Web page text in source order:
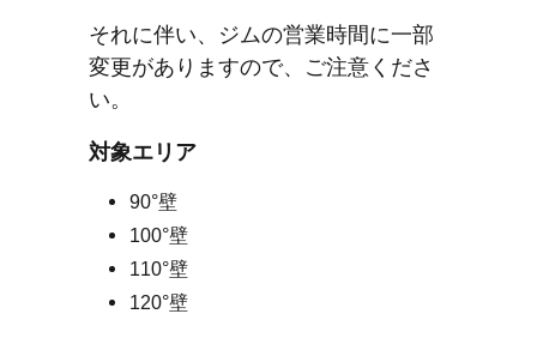
それに伴い、ジムの営業時間に一部
変更がありますので、ご注意くださ
い。
対象エリア
90°壁
100°壁
110°壁
120°壁